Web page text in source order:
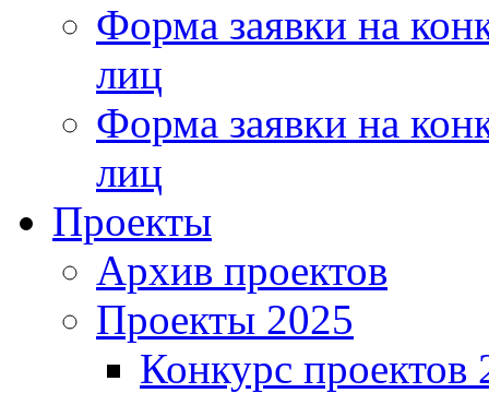
Форма заявки на
лиц
Форма заявки на
лиц
Проекты
Архив проектов
Проекты 2025
Конкурс проектов